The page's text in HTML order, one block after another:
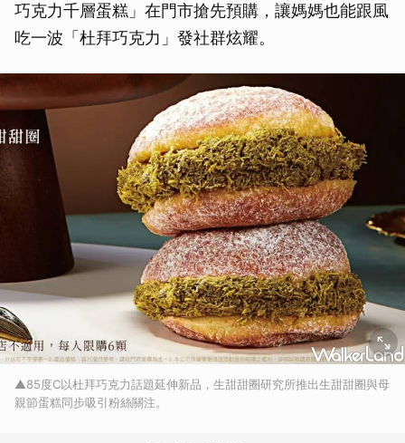
巧克力千層蛋糕」在門市搶先預購，讓媽媽也能跟風
吃一波「杜拜巧克力」發社群炫耀。
▲85度C以杜拜巧克力話題延伸新品，生甜甜圈研究所推出生甜甜圈與母
親節蛋糕同步吸引粉絲關注。